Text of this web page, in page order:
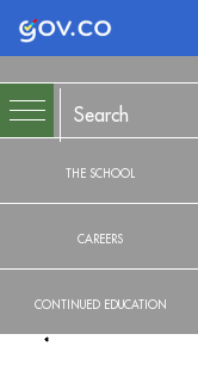
Logo
THE SCHOOL
CAREERS
CONTINUED EDUCATION